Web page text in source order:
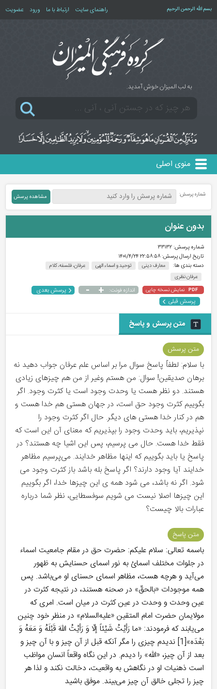
بسم الله الرحمن الرحیم راهنمای سایت ارتباط با ما ورود عضویت
به لب المیزان خوش آمدید.
منوی اصلی
شماره پرسش:
بدون عنوان
شماره پرسش:۳۳۱۳۲
تاریخ ارسال پرسش:۲۲:۵۸:۵۸ ۱۴۰۱/۴/۲۴
دسته بندی ها:
معارف دینی توحید و اسماء الهی
عرفان، فلسفه، کلام
عرفان نظری
PDF نمایش نسخه چاپی اندازه فونت: +
-
پرسش بعدی
پرسش قبلی
متن پرسش و پاسخ
متن پرسش
با سلام: لطفاً پاسخ سوال مرا بر اساس علم عرفان جواب دهید نه
برهان صدیقین! سوال: من هستم وغیر از من هم چیزهای زیادی
هستند. دو نظر هست یا وحدت وجود است یا کثرت وجود. اگر
بگوییم کثرت وجود حق است، در جهان هستی هم خدا هست و
هم در کنار خدا هستی های دیگر. حال اگر کثرت وجود را
نپذیریم، باید وحدت وجود را بپذیریم که معنای آن این است که
فقط خدا هست. حال می پرسیم، پس این اشیا چه هستند؟ در
پاسخ یا باید بگوییم که اینها مظاهر خدایند. می‌پرسیم مظاهر
خدایند آیا وجود دارند؟ اگر پاسخ بله باشد باز کثرت وجود می
شود. اگر نه باشد، می شود همه ی این چیزها خدا، اگر بگوییم
این چیزها اصلا نیست می شویم سوفسطایی، نظر شما درباره
عبارات بالا چیست؟
متن پاسخ
باسمه تعالی: سلام علیکم: حضرت حق در مقام جامعیت اسماء
در جلوات مختلف اسمائ به نور اسمای حسنایش به ظهور
می‌آید و هرچه هست، مظاهر اسمای حسنای او می‌باشد. پس
همه موجودات «بالحقّ» در صحنه هستند، در نتیجه کثرت در
عین وحدت و وحدت در عین کثرت در میان است. امری که
مولایمان حضرت امام المتقین «علیه‌السلام» در منظر خود چنین
می‌یابند که فرمودند: «ما رَأيْتُ‏ شَيْئاً إلّا وَ رَأيْتُ اللّهَ قَبْلَهُ وَ مَعَهُ وَ
بَعْدَه»[1] نديدم چيزى را مگر آن‏كه قبل از آن چيز و با آن چيز و
بعد از آن چيز، «الله» را ديدم. در اين نگاه واقعاً انسان مواظب
است ذهنيات او در نگاهش به واقعيت، دخالت نكند و لذا هر
چيز را تجلى خالق آن چيز مى‏‌بيند. موفق باشید